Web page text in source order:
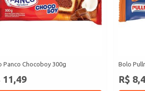
Panco Chocoboy 300g
11,49
Bolo
R$